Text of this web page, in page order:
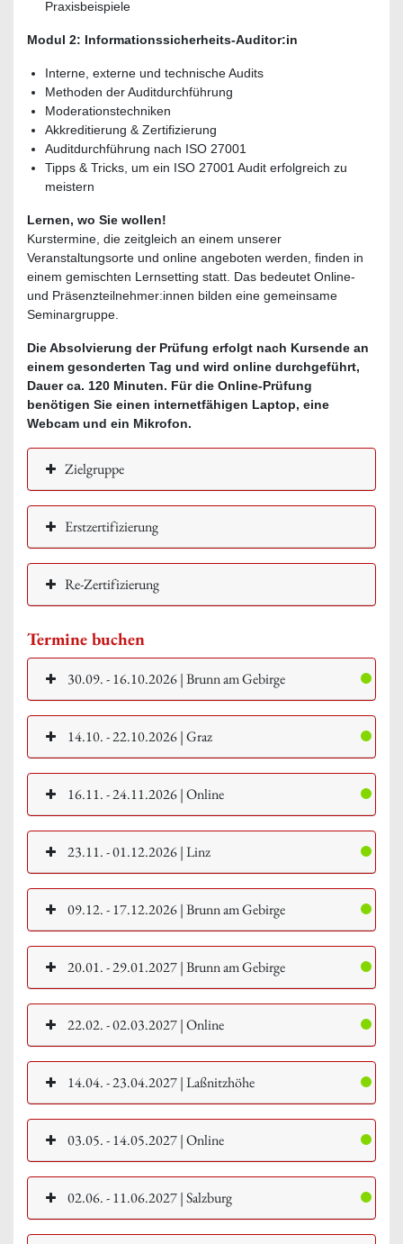
Praxisbeispiele
Modul 2: Informationssicherheits-Auditor:in
Interne, externe und technische Audits
Methoden der Auditdurchführung
Moderationstechniken
Akkreditierung & Zertifizierung
Auditdurchführung nach ISO 27001
Tipps & Tricks, um ein ISO 27001 Audit erfolgreich zu
meistern
Lernen, wo Sie wollen!
Kurstermine, die zeitgleich an einem unserer
Veranstaltungsorte und online angeboten werden, finden in
einem gemischten Lernsetting statt. Das bedeutet Online-
und Präsenzteilnehmer:innen bilden eine gemeinsame
Seminargruppe.
Die Absolvierung der Prüfung erfolgt nach Kursende an
einem gesonderten Tag und wird online durchgeführt,
Dauer ca. 120 Minuten. Für die Online-Prüfung
benötigen Sie einen internetfähigen Laptop, eine
Webcam und ein Mikrofon.
Zielgruppe
Erstzertifizierung
Re-Zertifizierung
Termine buchen
30.09. - 16.10.2026 | Brunn am Gebirge
14.10. - 22.10.2026 | Graz
16.11. - 24.11.2026 | Online
23.11. - 01.12.2026 | Linz
09.12. - 17.12.2026 | Brunn am Gebirge
20.01. - 29.01.2027 | Brunn am Gebirge
22.02. - 02.03.2027 | Online
14.04. - 23.04.2027 | Laßnitzhöhe
03.05. - 14.05.2027 | Online
02.06. - 11.06.2027 | Salzburg